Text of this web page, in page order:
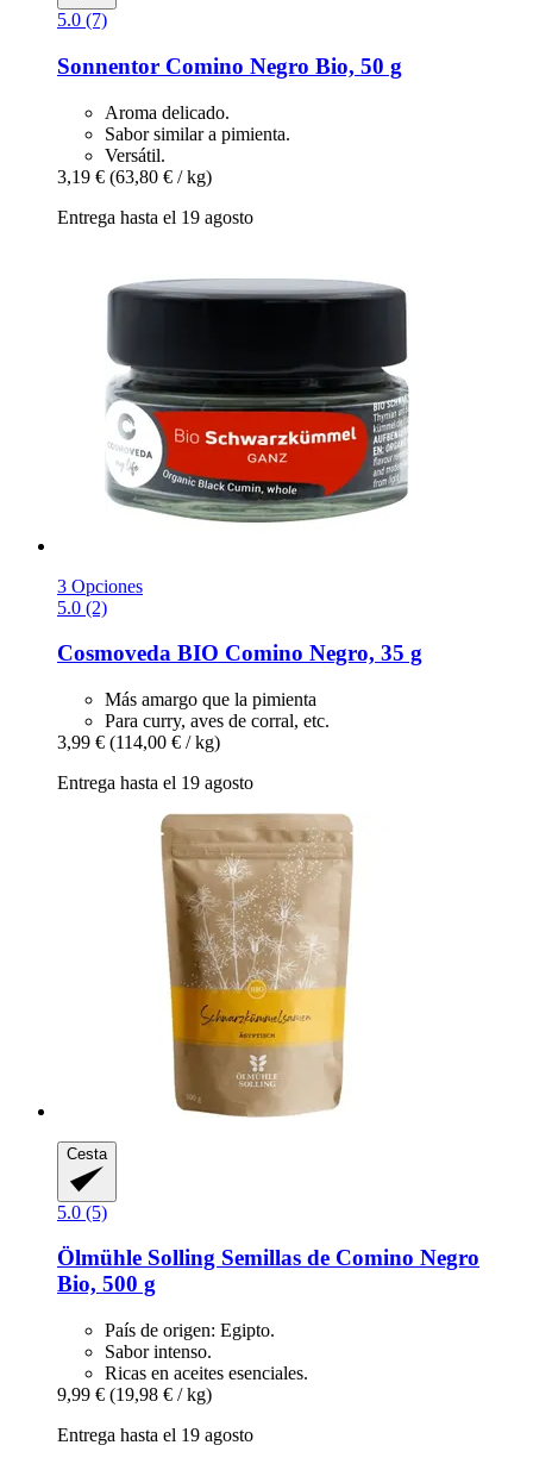
5.0 (7)
Sonnentor Comino Negro Bio, 50 g
Aroma delicado.
Sabor similar a pimienta.
Versátil.
3,19 € (63,80 € / kg)
Entrega hasta el 19 agosto
3 Opciones
5.0 (2)
Cosmoveda BIO Comino Negro, 35 g
Más amargo que la pimienta
Para curry, aves de corral, etc.
3,99 € (114,00 € / kg)
Entrega hasta el 19 agosto
Cesta
5.0 (5)
Ölmühle Solling Semillas de Comino Negro
Bio, 500 g
País de origen: Egipto.
Sabor intenso.
Ricas en aceites esenciales.
9,99 € (19,98 € / kg)
Entrega hasta el 19 agosto